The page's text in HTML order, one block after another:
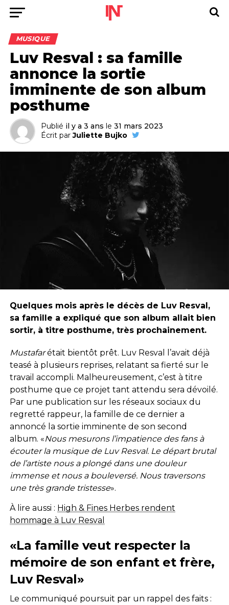
MUSIQUE
Luv Resval : sa famille
annonce la sortie
imminente de son album
posthume
Publié il y a 3 ans le 31 mars 2023
Écrit par Juliette Bujko
Quelques mois après le décès de Luv Resval,
sa famille a expliqué que son album allait bien
sortir, à titre posthume, très prochainement.
Mustafarétait bientôt prêt. Luv Resval l’avait déjà
teasé à plusieurs reprises, relatant sa fierté sur le
travail accompli. Malheureusement, c’est à titre
posthume que ce projet tant attendu sera dévoilé.
Par une publication sur les réseaux sociaux du
regretté rappeur, la famille de ce dernier a
annoncé la sortie imminente de son second
album. «Nous mesurons l’impatience des fans à
écouter la musique de Luv Resval. Le départ brutal
de l’artiste nous a plongé dans une douleur
immense et nous a bouleversé. Nous traversons
une très grande tristesse».
À lire aussi : High & Fines Herbes rendent
hommage à Luv Resval
«La famille veut respecter la
mémoire de son enfant et frère,
Luv Resval»
Le communiqué poursuit par un rappel des faits :